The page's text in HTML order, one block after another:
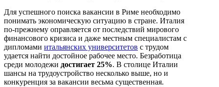
Для успешного поиска вакансии в Риме необходимо
понимать экономическую ситуацию в стране. Италия
по-прежнему оправляется от последствий мирового
финансового кризиса и даже местным специалистам с
дипломами итальянских университетов с трудом
удается найти достойное рабочее место. Безработица
среди молодежи достигает 25%. В столице Италии
шансы на трудоустройство несколько выше, но и
конкуренция за вакансии весьма существенная.